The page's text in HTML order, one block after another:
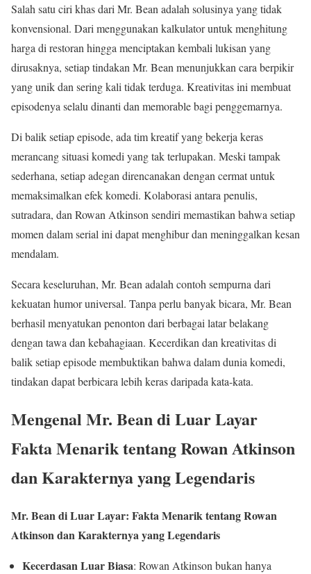
Salah satu ciri khas dari Mr. Bean adalah solusinya yang tidak
konvensional. Dari menggunakan kalkulator untuk menghitung
harga di restoran hingga menciptakan kembali lukisan yang
dirusaknya, setiap tindakan Mr. Bean menunjukkan cara berpikir
yang unik dan sering kali tidak terduga. Kreativitas ini membuat
episodenya selalu dinanti dan memorable bagi penggemarnya.
Di balik setiap episode, ada tim kreatif yang bekerja keras
merancang situasi komedi yang tak terlupakan. Meski tampak
sederhana, setiap adegan direncanakan dengan cermat untuk
memaksimalkan efek komedi. Kolaborasi antara penulis,
sutradara, dan Rowan Atkinson sendiri memastikan bahwa setiap
momen dalam serial ini dapat menghibur dan meninggalkan kesan
mendalam.
Secara keseluruhan, Mr. Bean adalah contoh sempurna dari
kekuatan humor universal. Tanpa perlu banyak bicara, Mr. Bean
berhasil menyatukan penonton dari berbagai latar belakang
dengan tawa dan kebahagiaan. Kecerdikan dan kreativitas di
balik setiap episode membuktikan bahwa dalam dunia komedi,
tindakan dapat berbicara lebih keras daripada kata-kata.
Mengenal Mr. Bean di Luar Layar
Fakta Menarik tentang Rowan Atkinson
dan Karakternya yang Legendaris
Mr. Bean di Luar Layar: Fakta Menarik tentang Rowan
Atkinson dan Karakternya yang Legendaris
Kecerdasan Luar Biasa: Rowan Atkinson bukan hanya